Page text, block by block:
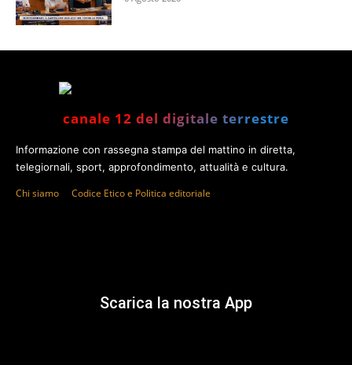
canale 12 del digitale terrestre
Informazione con rassegna stampa del mattino in diretta,
telegiornali, sport, approfondimento, attualità e cultura.
Chi siamo Codice Etico e Politica editoriale
Scarica la nostra App